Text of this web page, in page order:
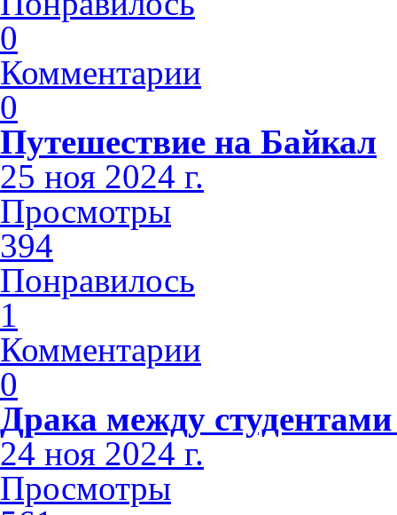
0
Комментарии
0
Путешествие на Байкал
25 ноя 2024 г.
Просмотры
394
Понравилось
1
Комментарии
0
Драка между
24 ноя 2024 г.
Просмотры